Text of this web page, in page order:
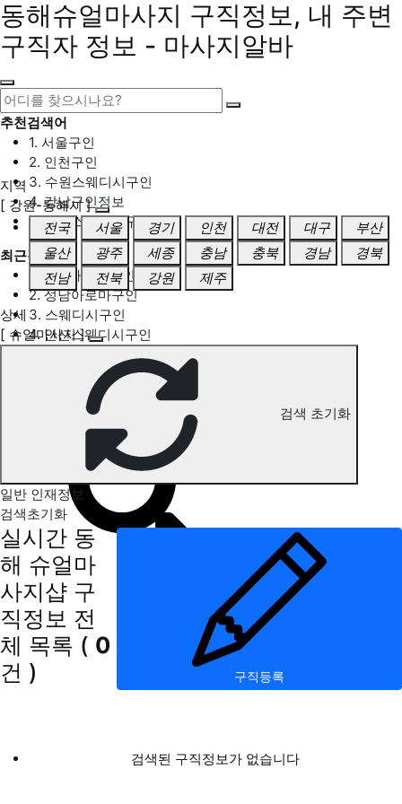
동해슈얼마사지 구직정보, 내 주변
구직자 정보 - 마사지알바
추천검색어
1. 서울구인
2. 인천구인
3. 수원스웨디시구인
4. 강남구인정보
5. 동탄스웨디시구인
최근검색어
1. 일산마사지구인
2. 성남아로마구인
3. 스웨디시구인
4. 안산스웨디시구인
동해 슈얼마사지 구직정보
지역
[ 강원-동해시 ]
전국
서울 경기 인천 대전 대구
부산
울산
광주 세종 충남 충북 경남
경북
전남
전북 강원 제주
상세
[ 슈얼마사지 ]
검색 초기화
일반 인재정보
검색초기화
실시간 동
해 슈얼마
사지샵 구
직정보 전
체 목록 ( 0
건 )
구직등록
검색된 구직정보가 없습니다